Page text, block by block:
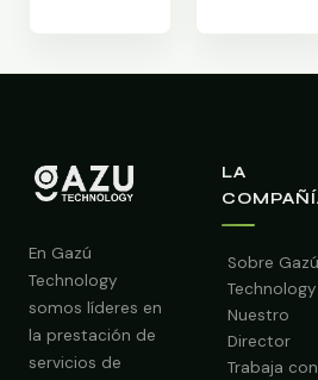
En Gazú
Technology
somos líderes en
la prestación de
servicios de
LA
Sobre Gazú
Technology
Nuestro
Director
Trabaja con